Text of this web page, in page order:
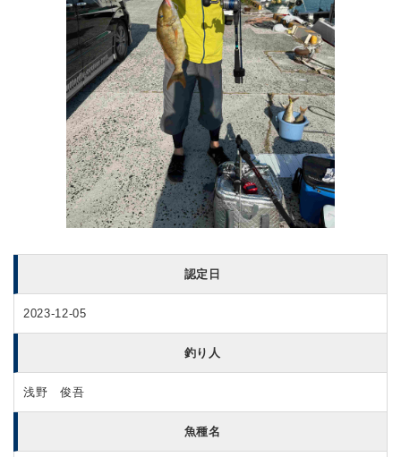
認定日
2023-12-05
釣り人
浅野 俊吾
魚種名